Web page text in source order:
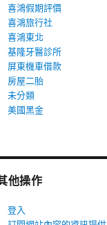
喜鴻假期評價
喜鴻旅行社
喜鴻東北
基隆牙醫診所
屏東機車借款
房屋二胎
未分類
美國黑金
他操作
登入